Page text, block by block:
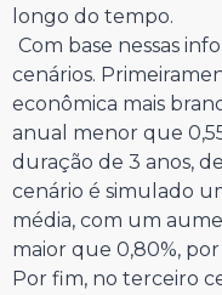
longo do tempo.
Com base nessas
cenários.
econômica mais
anual menor que
duração de 3 anos,
cenário é simulado
média, com um
maior que 0,80%, por
Por fim, no terceiro